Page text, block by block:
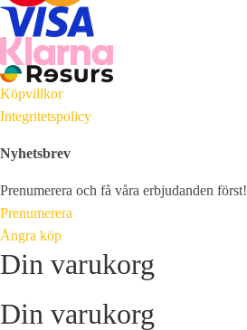
Köpvillkor
Integritetspolicy
Nyhetsbrev
Prenumerera och få våra erbjudanden först!
Prenumerera
Ångra köp
Din varukorg
Din varukorg